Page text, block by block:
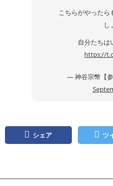
こちらがやったら
し
自分たちは
https://
— 神谷宗幣【
シェア ツ